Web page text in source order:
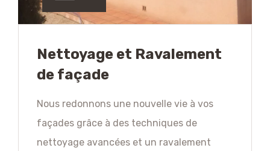
Nettoyage et Ravalement
de façade
Nous redonnons une nouvelle vie à vos
façades grâce à des techniques de
nettoyage avancées et un ravalement